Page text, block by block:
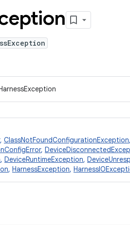
, ClassNotFoundConfigurationException,
,
, DeviceRuntimeException,
, HarnessException,